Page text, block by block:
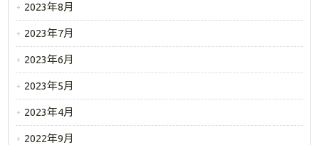
2023年8月
2023年7月
2023年6月
2023年5月
2023年4月
2022年9月